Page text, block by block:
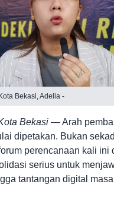
Bekasi, Adelia -
Bekasi —Arah
dipetakan. Bukan
perencanaan kali ini
serius untuk
tantangan digital